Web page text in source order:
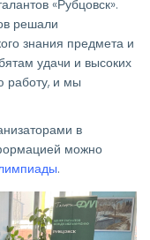
«Рубцовск».
решали
знания предмета и
удачи и высоких
работу, и мы
в
можно
.